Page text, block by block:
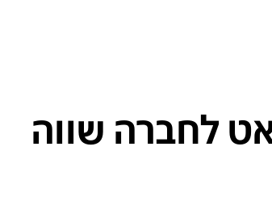
לחברה שווה